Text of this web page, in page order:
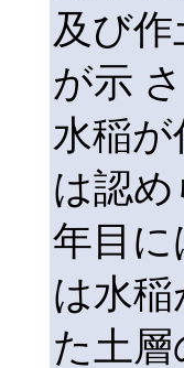
及び
が示
水稲
は認
年目
は水
た土